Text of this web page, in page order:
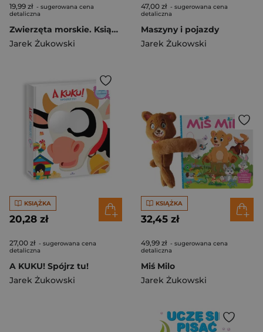
19,99 zł - sugerowana cena
detaliczna
Zwierzęta morskie. Książka kąpielowa
Jarek Żukowski
47,00 zł - sugerowana cena
detaliczna
Maszyny i pojazdy
Jarek Żukowski
KSIĄŻKA
20,28 zł
27,00 zł - sugerowana cena
detaliczna
A KUKU! Spójrz tu!
Jarek Żukowski
KSIĄŻKA
32,45 zł
49,99 zł - sugerowana cena
detaliczna
Miś Milo
Jarek Żukowski